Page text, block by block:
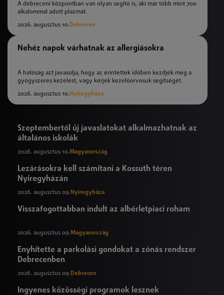
A debreceni központban van olyan segítő is, aki már több mint 700
alkalommal adott plazmát.
2026. augusztus 10.Debrecen
Nehéz napok várhatnak az allergiásokra
A hatóság azt javasolja, hogy az érintettek időben kezdjék meg a
gyógyszeres kezelést, vagy kérjék kezelőorvosuk segítségét.
2026. augusztus 10. Nyíregyháza
Szeptembertől új javaslatokat alkalmazhatnak az
általános iskolák
2026. augusztus 10.Magyarország
Lezárásokra kell számítani a Kossuth téren
Nyíregyházán
2026. augusztus 09. Nyíregyháza
Visszafogottabban indult az albérletpiaci roham
2026. augusztus 09.Magyarország
Enyhítette a parkolási gondokat a zónás rendszer
Debrecenben
2026. augusztus 09.Debrecen
Ingyenes közösségi programok lesznek